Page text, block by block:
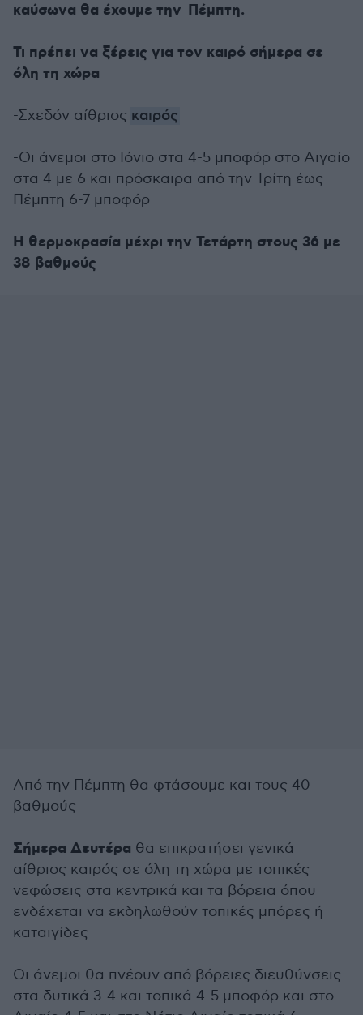
καύσωνα θα έχουμε την Πέμπτη.
Τι πρέπει να ξέρεις για τον καιρό σήμερα σε
όλη τη χώρα
-Σχεδόν αίθριος καιρός
-Οι άνεμοι στο Ιόνιο στα 4-5 μποφόρ στο Αιγαίο
στα 4 με 6 και πρόσκαιρα από την Τρίτη έως
Πέμπτη 6-7 μποφόρ
Η θερμοκρασία μέχρι την Τετάρτη στους 36 με
38 βαθμούς
Από την Πέμπτη θα φτάσουμε και τους 40
βαθμούς
Σήμερα Δευτέρα θα επικρατήσει γενικά
αίθριος καιρός σε όλη τη χώρα με τοπικές
νεφώσεις στα κεντρικά και τα βόρεια όπου
ενδέχεται να εκδηλωθούν τοπικές μπόρες ή
καταιγίδες
Οι άνεμοι θα πνέουν από βόρειες διευθύνσεις
στα δυτικά 3-4 και τοπικά 4-5 μποφόρ και στο